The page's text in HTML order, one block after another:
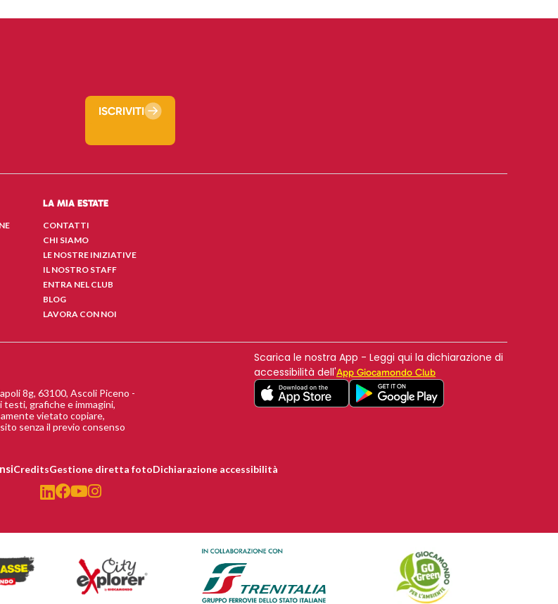
ISCRIVITI
LA MIA ESTATE
CONTATTI
CHI SIAMO
LE NOSTRE INIZIATIVE
IL NOSTRO STAFF
ENTRA NEL CLUB
BLOG
LAVORA CON NOI
8g, 63100, Ascoli Piceno -
grafiche e immagini,
vietato copiare,
senza il previo consenso
Scarica le nostra App - Leggi qui la dichiarazione di
accessibilità dell'App Giocamondo Club
CreditsGestione diretta fotoDichiarazione accessibilità